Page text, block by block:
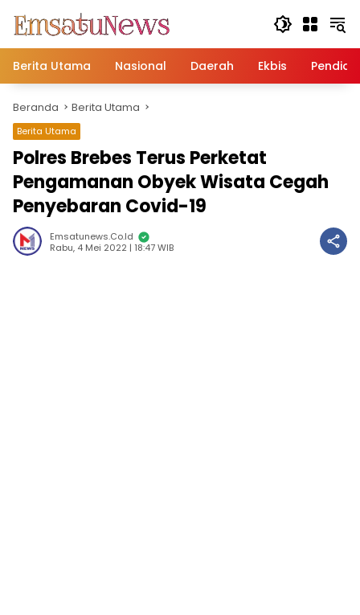
konten
Berita Utama
Nasional Daerah Ekbis
Beranda Berita Utama
Berita Utama
Polres Brebes Terus Perketat
Pengamanan Obyek Wisata Cegah
Penyebaran Covid-19
Emsatunews.co.id
Rabu, 4 Mei 2022 | 18:47 WIB